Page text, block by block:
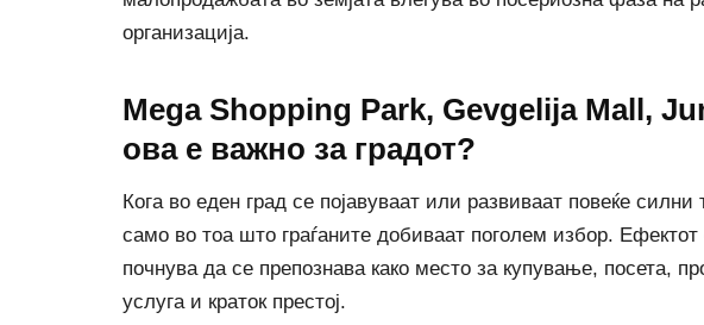
организација.
Mega Shopping Park, Gevgelija Mall,
ова е важно за градот?
Кога во еден град се појавуваат или развиваат повеќе силни
само во тоа што граѓаните добиваат поголем избор.
почнува да се препознава како место за купување, посета,
услуга и краток престој.